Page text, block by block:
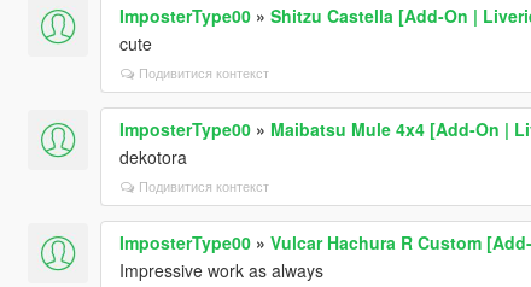
ImposterType00» Shitzu Castella [Add-On |
cute
Подивитися контекст
ImposterType00» Maibatsu Mule 4x4 [Add-On |
dekotora
Подивитися контекст
ImposterType00» Vulcar Hachura R Custom
Impressive work as always